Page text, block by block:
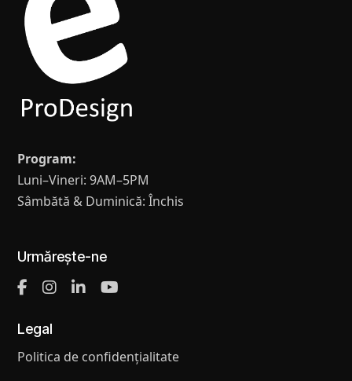
Program:
Luni–Vineri: 9AM–5PM
Sâmbătă & Duminică: Închis
Urmărește-ne
Legal
Politica de confidențialitate